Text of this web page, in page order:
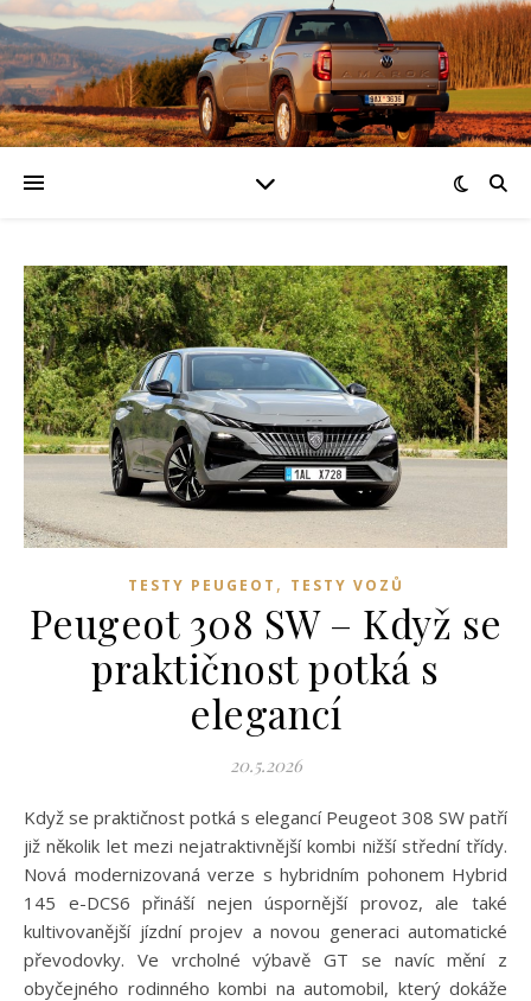
TESTY PEUGEOT , TESTY VOZŮ
Peugeot 308 SW – Když se
praktičnost potká s
elegancí
20.5.2026
Když se praktičnost potká s elegancí Peugeot 308 SW patří
již několik let mezi nejatraktivnější kombi nižší střední třídy.
Nová modernizovaná verze s hybridním pohonem Hybrid
145 e-DCS6 přináší nejen úspornější provoz, ale také
kultivovanější jízdní projev a novou generaci automatické
převodovky. Ve vrcholné výbavě GT se navíc mění z
obyčejného rodinného kombi na automobil, který dokáže